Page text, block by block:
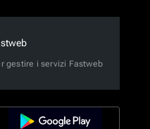
gestire i servizi Fastweb